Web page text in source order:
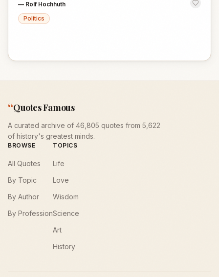
— Rolf Hochhuth
Politics
“Quotes Famous
A curated archive of 46,805 quotes from 5,622
of history's greatest minds.
BROWSE
All Quotes
By Topic
By Author
By Profession
TOPICS
Life
Love
Wisdom
Science
Art
History